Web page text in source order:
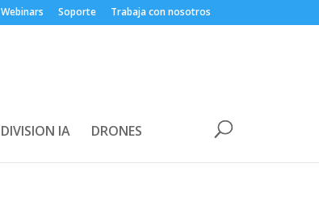
Webinars Soporte Trabaja con nosotros
DIVISION IA DRONES